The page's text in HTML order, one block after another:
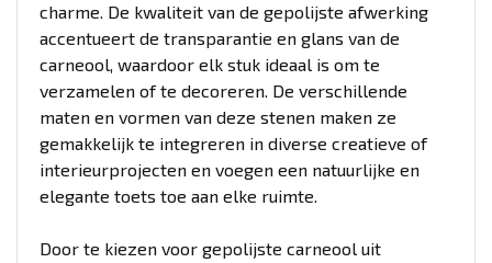
charme. De kwaliteit van de gepolijste afwerking
accentueert de transparantie en glans van de
carneool, waardoor elk stuk ideaal is om te
verzamelen of te decoreren. De verschillende
maten en vormen van deze stenen maken ze
gemakkelijk te integreren in diverse creatieve of
interieurprojecten en voegen een natuurlijke en
elegante toets toe aan elke ruimte.
Door te kiezen voor gepolijste carneool uit